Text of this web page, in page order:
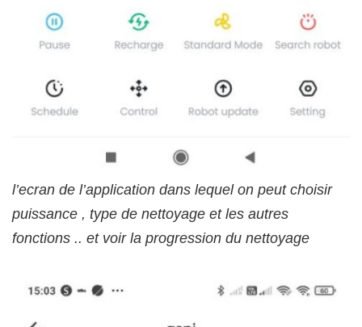
l’ecran de l’application dans lequel on peut choisir
puissance , type de nettoyage et les autres
fonctions .. et voir la progression du nettoyage